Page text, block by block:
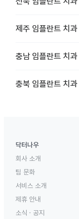
제주 임플란트 치과
충남 임플란트 치과
충북 임플란트 치과
닥터나우
회사 소개
팀 문화
서비스 소개
제휴 안내
소식 · 공지